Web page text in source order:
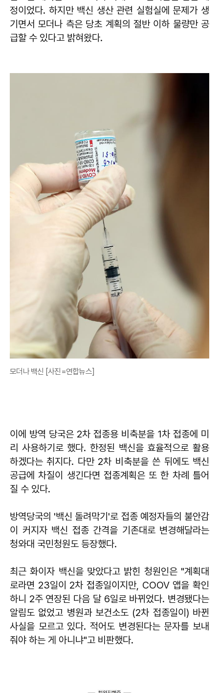
정이었다. 하지만 백신 생산 관련 실험실에 문제가 생
기면서 모더나 측은 당초 계획의 절반 이하 물량만 공
급할 수 있다고 밝혀왔다.
모더나 백신 [사진=연합뉴스]
이에 방역 당국은 2차 접종용 비축분을 1차 접종에 미
리 사용하기로 했다. 한정된 백신을 효율적으로 활용
하겠다는 취지다. 다만 2차 비축분을 쓴 뒤에도 백신
공급에 차질이 생긴다면 접종계획은 또 한 차례 틀어
질 수 있다.
방역당국의 '백신 돌려막기'로 접종 예정자들의 불안감
이 커지자 백신 접종 간격을 기존대로 변경해달라는
청와대 국민청원도 등장했다.
최근 화이자 백신을 맞았다고 밝힌 청원인은 "계획대
로라면 23일이 2차 접종일이지만, COOV 앱을 확인
하니 2주 연장된 다음 달 6일로 바뀌었다. 변경됐다는
알림도 없었고 병원과 보건소도 (2차 접종일이) 바뀐
사실을 모르고 있다. 적어도 변경된다는 문자를 보내
줘야 하는 게 아니냐"고 비판했다.